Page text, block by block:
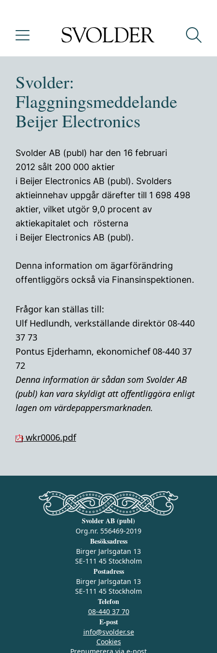
Svolder:
Flaggningsmeddelande
Beijer Electronics
Svolder AB (publ) har den 16 februari
2012 sålt 200 000 aktier
i Beijer Electronics AB (publ). Svolders
aktieinnehav uppgår därefter till 1 698 498
aktier, vilket utgör 9,0 procent av
aktiekapitalet och rösterna
i Beijer Electronics AB (publ).
Denna information om ägarförändring
offentliggörs också via Finansinspektionen.
Frågor kan ställas till:
Ulf Hedlundh, verkställande direktör 08-440
37 73
Pontus Ejderhamn, ekonomichef 08-440 37
72
Denna information är sådan som Svolder AB
(publ) kan vara skyldigt att offentliggöra enligt
lagen om värdepappersmarknaden.
wkr0006.pdf
Svolder AB (publ)
Org.nr. 556469-2019
Besöksadress
Birger Jarlsgatan 13
SE-111 45 Stockholm
Postadress
Birger Jarlsgatan 13
SE-111 45 Stockholm
Telefon
08-440 37 70
E-post
info@svolder.se
Cookies
Prenumerera via e‑post